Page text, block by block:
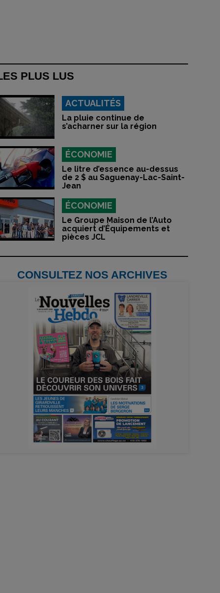
PLUS LUS
ACTUALITÉS
La pluie continue de
s’acharner sur la région
ÉCONOMIE
Le litre d’essence au-dessus
de 2 $ au Saguenay-Lac-Saint-
Jean
ÉCONOMIE
Le Groupe Maison de l’Auto
acquiert d’Équipements et
pièces JCL
CONSULTEZ NOS ARCHIVES